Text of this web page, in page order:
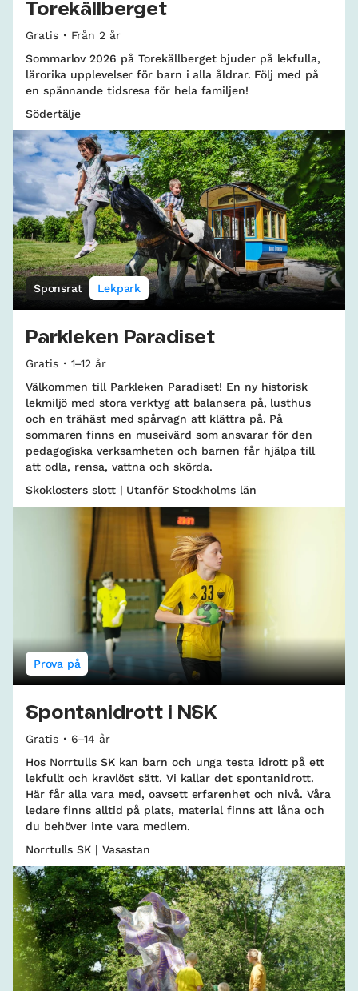
Torekällberget
Gratis
Från 2 år
Sommarlov 2026 på Torekällberget bjuder på lekfulla,
lärorika upplevelser för barn i alla åldrar. Följ med på
en spännande tidsresa för hela familjen!
Södertälje
Sponsrat Lekpark
Parkleken Paradiset
Gratis
1–12 år
Välkommen till Parkleken Paradiset! En ny historisk
lekmiljö med stora verktyg att balansera på, lusthus
och en trähäst med spårvagn att klättra på. På
sommaren finns en museivärd som ansvarar för den
pedagogiska verksamheten och barnen får hjälpa till
att odla, rensa, vattna och skörda.
Skoklosters slott | Utanför Stockholms län
Prova på
Spontanidrott i NSK
Gratis
6–14 år
Hos Norrtulls SK kan barn och unga testa idrott på ett
lekfullt och kravlöst sätt. Vi kallar det spontanidrott.
Här får alla vara med, oavsett erfarenhet och nivå. Våra
ledare finns alltid på plats, material finns att låna och
du behöver inte vara medlem.
Norrtulls SK | Vasastan